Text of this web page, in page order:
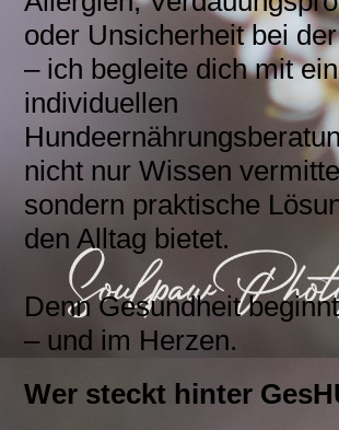
oder Unsicherheit bei
– ich begleite dich mit
individuellen
nicht nur Wissen
sondern praktische
den Alltag bietet.
Denn Gesundheit
– und im Herzen.
Wer steckt hinter